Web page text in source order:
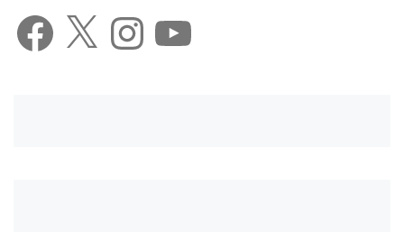
Facebook Instagram YouTube